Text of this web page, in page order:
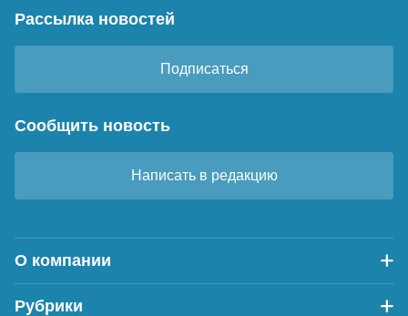
Рассылка новостей
Подписаться
Сообщить новость
Написать в редакцию
О компании
Рубрики